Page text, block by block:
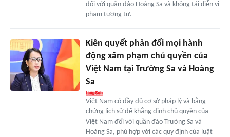
đối với quần đảo Hoàng Sa và không tái diễn vi
phạm tương tự.
Kiên quyết phản đối mọi hành
động xâm phạm chủ quyền của
Việt Nam tại Trường Sa và Hoàng
Sa
Việt Nam có đầy đủ cơ sở pháp lý và bằng
chứng lịch sử để khẳng định chủ quyền của
Việt Nam đối với quần đảo Trường Sa và
Hoàng Sa, phù hợp với các quy định của luật